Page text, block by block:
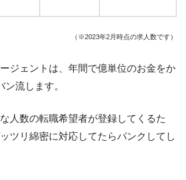
（※2023年2月時点の求人数です）
ジェントは、年間で億単位のお金をか
流します。
人数の転職希望者が登録してくるた
ツリ綿密に対応してたらパンクしてし